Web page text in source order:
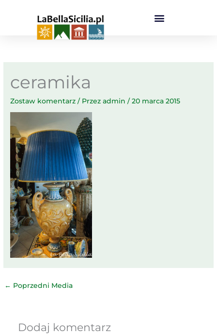
ceramika
Zostaw komentarz / Przezadmin/20 marca 2015
← Poprzedni Media
Dodaj komentarz